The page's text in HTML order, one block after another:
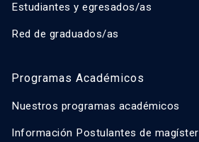
Estudiantes y egresados/as
Red de graduados/as
Programas Académicos
Nuestros programas académicos
Información Postulantes de magíster